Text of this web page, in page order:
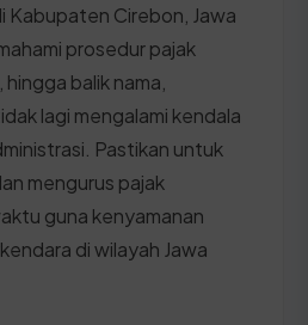
Kabupaten Cirebon, Jawa
prosedur pajak
balik nama,
lagi mengalami kendala
Pastikan untuk
mengurus pajak
guna kenyamanan
di wilayah Jawa